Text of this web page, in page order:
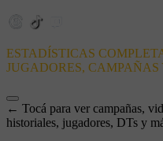
ESTADÍSTICAS
JUGADORES, CAMPAÑAS
← Tocá para ver campañas,
historiales, jugadores, DTs y